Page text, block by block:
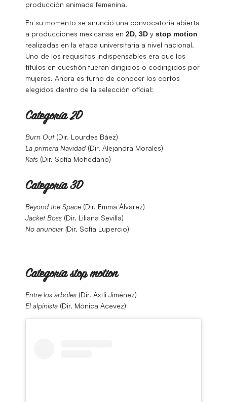
producción animada femenina.
En su momento se anunció una convocatoria abierta
a producciones mexicanas en 2D, 3D y stop motion
realizadas en la etapa universitaria a nivel nacional.
Uno de los requisitos indispensables era que los
títulos en cuestión fueran dirigidos o codirigidos por
mujeres. Ahora es turno de conocer los cortos
elegidos dentro de la selección oficial:
Categoría 2D
Burn Out(Dir. Lourdes Báez)
La primera Navidad (Dir. Alejandra Morales)
Kats (Dir. Sofía Mohedano)
Categoría 3D
Beyond the Space (Dir. Emma Álvarez)
Jacket Boss (Dir. Liliana Sevilla)
No anunciar (Dir. Sofía Lupercio)
Categoría stop motion
Entre los árboles (Dir. Axtli Jiménez)
El alpinista (Dir. Mónica Acevez)